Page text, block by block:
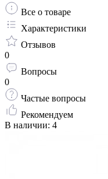
Все о товаре
Характеристики
Отзывов
0
Вопросы
0
Частые вопросы
Рекомендуем
В наличии: 4